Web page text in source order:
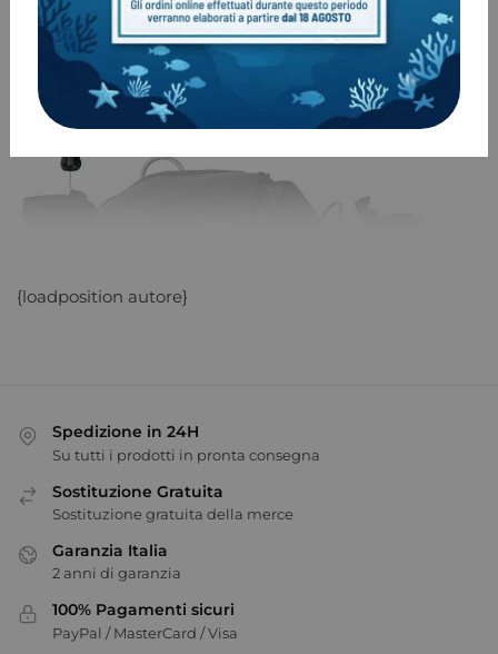
{loadposition autore}
Spedizione in 24H
Su tutti i prodotti in pronta consegna
Sostituzione Gratuita
Sostituzione gratuita della merce
Garanzia Italia
2 anni di garanzia
100% Pagamenti sicuri
PayPal / MasterCard / Visa